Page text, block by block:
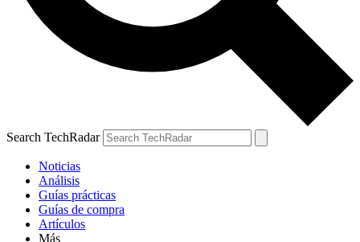
Search TechRadar
Noticias
Análisis
Guías prácticas
Guías de compra
Artículos
Más